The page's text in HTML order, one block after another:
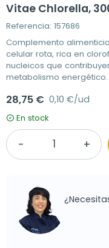
Vitae Chlorella,
Referencia: 157686
Complemento
celular rota, rica en
nucleicos que
metabolismo energético.
28,75 € 0,10 €/ud
En stock